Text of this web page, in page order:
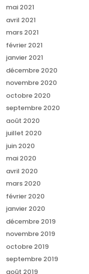
mai 2021
avril 2021
mars 2021
février 2021
janvier 2021
décembre 2020
novembre 2020
octobre 2020
septembre 2020
août 2020
juillet 2020
juin 2020
mai 2020
avril 2020
mars 2020
février 2020
janvier 2020
décembre 2019
novembre 2019
octobre 2019
septembre 2019
août 2019